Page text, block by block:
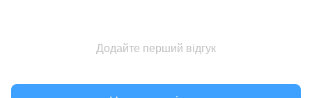
Додайте перший відгук